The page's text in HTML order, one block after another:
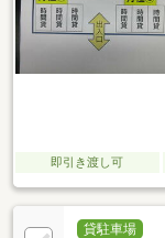
即引き渡し可
貸駐車場